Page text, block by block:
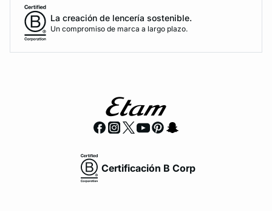
La creación de lencería sostenible.
Un compromiso de marca a largo plazo.
Certificación B Corp